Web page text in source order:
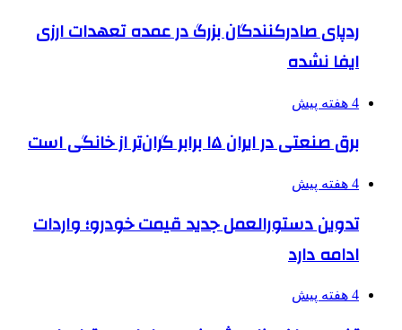
ردپای صادرکنندگان بزرگ در عمده تعهدات ارزی
ایفا نشده
4 هفته پیش
برق صنعتی در ایران ۱۵ برابر گران‌تر از خانگی است
4 هفته پیش
تدوین دستورالعمل جدید قیمت خودرو؛ واردات
ادامه دارد
4 هفته پیش